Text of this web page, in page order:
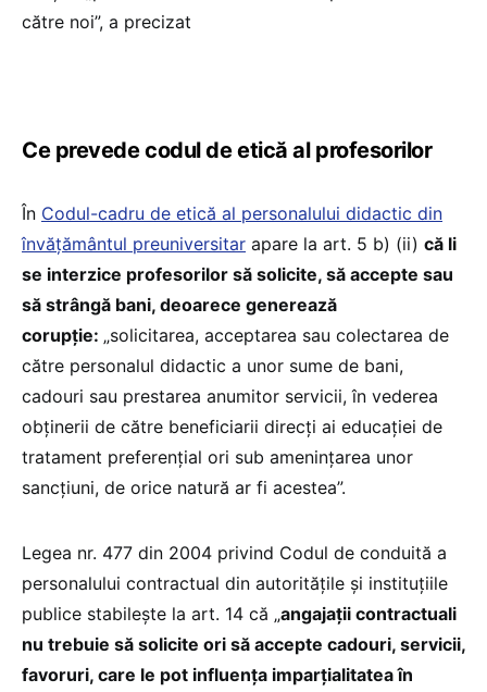
către noi”, a precizat
Ce prevede codul de etică al profesorilor
În Codul-cadru de etică al personalului didactic din
învățământul preuniversitar apare la art. 5 b) (ii) că li
se interzice profesorilor să solicite, să accepte sau
să strângă bani, deoarece generează
corupție: „solicitarea, acceptarea sau colectarea de
către personalul didactic a unor sume de bani,
cadouri sau prestarea anumitor servicii, în vederea
obținerii de către beneficiarii direcți ai educației de
tratament preferențial ori sub amenințarea unor
sancțiuni, de orice natură ar fi acestea”.
Legea nr. 477 din 2004 privind Codul de conduită a
personalului contractual din autorităţile şi instituţiile
publice stabilește la art. 14 că „angajaţii contractuali
nu trebuie să solicite ori să accepte cadouri, servicii,
favoruri, care le pot influenţa imparţialitatea în